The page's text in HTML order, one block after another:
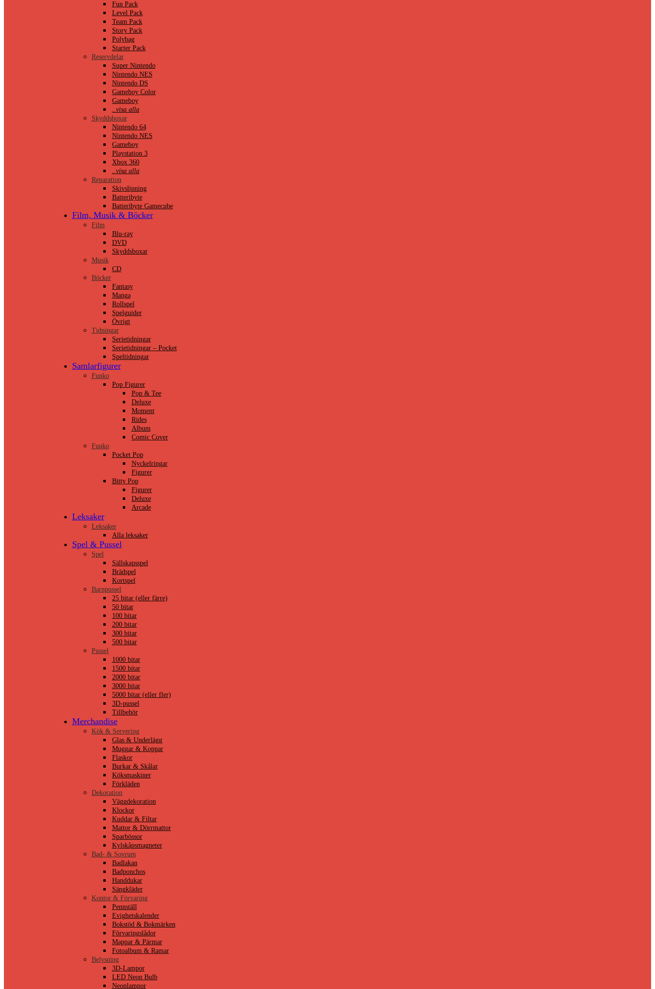
Fun Pack
Level Pack
Team Pack
Story Pack
Polybag
Starter Pack
Reservdelar
Super Nintendo
Nintendo NES
Nintendo DS
Gameboy Color
Gameboy
..visa alla
Skyddsboxar
Nintendo 64
Nintendo NES
Gameboy
Playstation 3
Xbox 360
..visa alla
Reparation
Skivslipning
Batteribyte
Batteribyte Gamecube
Film, Musik & Böcker
Film
Blu-ray
DVD
Skyddsboxar
Musik
CD
Böcker
Fantasy
Manga
Rollspel
Spelguider
Övrigt
Tidningar
Serietidningar
Serietidningar – Pocket
Speltidningar
Samlarfigurer
Funko
Pop Figurer
Pop & Tee
Deluxe
Moment
Rides
Album
Comic Cover
Funko
Pocket Pop
Nyckelringar
Figurer
Bitty Pop
Figurer
Deluxe
Arcade
Leksaker
Leksaker
Alla leksaker
Spel & Pussel
Spel
Sällskapsspel
Brädspel
Kortspel
Barnpussel
25 bitar (eller färre)
50 bitar
100 bitar
200 bitar
300 bitar
500 bitar
Pussel
1000 bitar
1500 bitar
2000 bitar
3000 bitar
5000 bitar (eller fler)
3D-pussel
Tillbehör
Merchandise
Kök & Servering
Glas & Underlägg
Muggar & Koppar
Flaskor
Burkar & Skålar
Köksmaskiner
Förkläden
Dekoration
Väggdekoration
Klockor
Kuddar & Filtar
Mattor & Dörrmattor
Sparbössor
Kylskåpsmagneter
Bad- & Sovrum
Badlakan
Badponchos
Handdukar
Sängkläder
Kontor & Förvaring
Pennställ
Evighetskalender
Bokstöd & Bokmärken
Förvaringslådor
Mappar & Pärmar
Fotoalbum & Ramar
Belysning
3D-Lampor
LED Neon Bulb
Neonlampor